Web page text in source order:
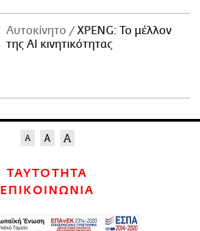
Αυτοκίνητο
XPENG: Το μέλλον
της AI κινητικότητας
ΤΑΥΤΟΤΗΤΑ
ΕΠΙΚΟΙΝΩΝΙΑ